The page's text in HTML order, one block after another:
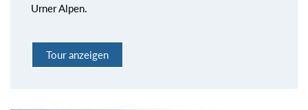
Urner Alpen.
Tour anzeigen